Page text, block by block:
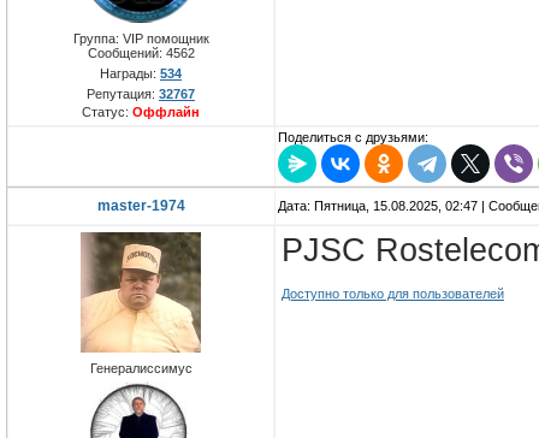
Группа: VIP помощник
Сообщений: 4562
Награды: 534
Репутация: 32767
Статус: Оффлайн
Поделиться с друзьями:
master-1974 Дата: Пятница, 15.08.2025, 02:47 |
Генералиссимус
PJSC
Доступно только для пользователей